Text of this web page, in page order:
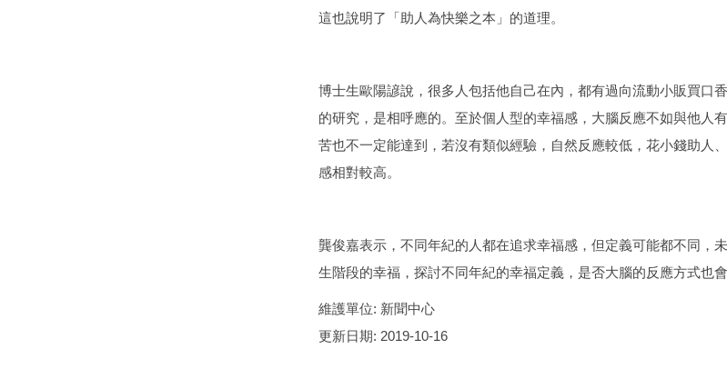
這也說明了「助人為快樂之本」的道理。
博士生歐陽諺說，很多人包括他自己在內，都有過向流動小販買口
的研究，是相呼應的。至於個人型的幸福感，大腦反應不如與他人
苦也不一定能達到，若沒有類似經驗，自然反應較低，花小錢助人
感相對較高。
龔俊嘉表示，不同年紀的人都在追求幸福感，但定義可能都不同，
生階段的幸福，探討不同年紀的幸福定義，是否大腦的反應方
維護單位: 新聞中心
更新日期: 2019-10-16